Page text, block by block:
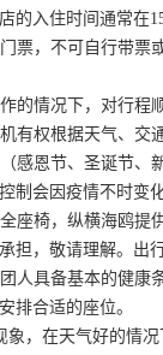
的入住时间通常在
票，不可自行带票
的情况下，对行
有权根据天气、
感恩节、圣诞节
制会因疫情不时变
座椅，纵横海鸥提
担，敬请理解。出
人具备基本的健
排合适的座位。
象，在天气好的情